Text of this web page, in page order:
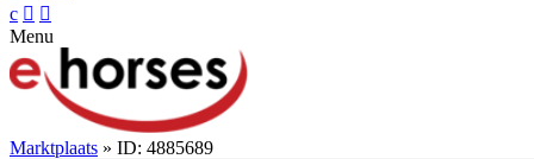
c  
Menu
Marktplaats » ID: 4885689